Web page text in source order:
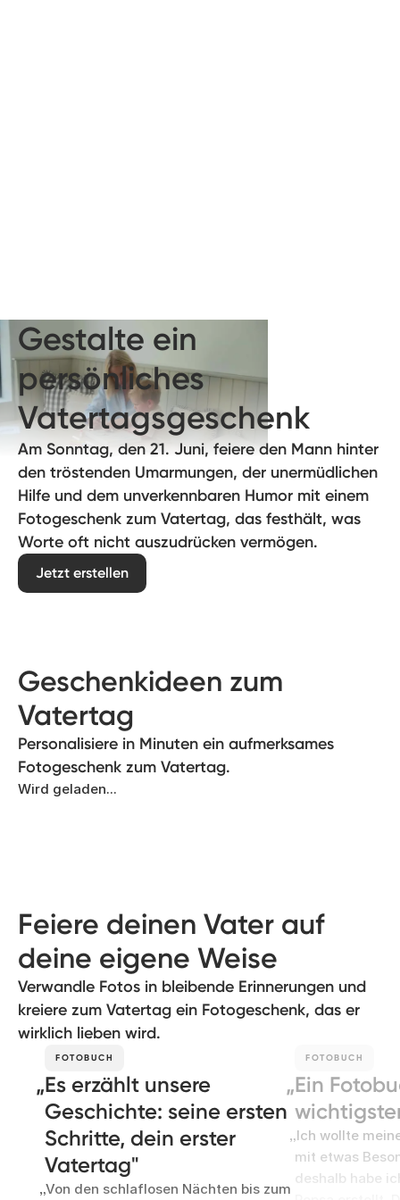
Gestalte ein
persönliches
Vatertagsgeschenk
Am Sonntag, den 21. Juni, feiere den Mann hinter
den tröstenden Umarmungen, der unermüdlichen
Hilfe und dem unverkennbaren Humor mit einem
Fotogeschenk zum Vatertag, das festhält, was
Worte oft nicht auszudrücken vermögen.
Jetzt erstellen
Geschenkideen zum
Vatertag
Personalisiere in Minuten ein aufmerksames
Fotogeschenk zum Vatertag.
Wird geladen...
Feiere deinen Vater auf
deine eigene Weise
Verwandle Fotos in bleibende Erinnerungen und
kreiere zum Vatertag ein Fotogeschenk, das er
wirklich lieben wird.
FOTOBUCH
Es erzählt unsere
Geschichte: seine ersten
Schritte, dein erster
Vatertag
Von den schlaflosen Nächten bis zum
FOTOBUCH
Ein
Ich wollte
mit etwas
deshalb habe